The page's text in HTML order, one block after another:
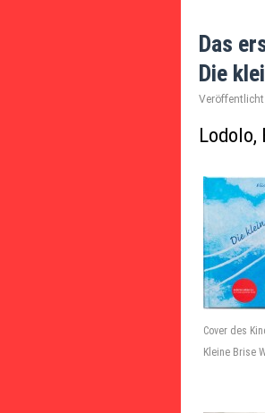
Das
Die
Lodolo,
Cover des
Kleine Brise